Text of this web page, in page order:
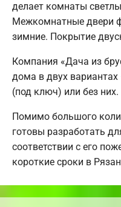
делает комнаты
Межкомнатные двери
зимние. Покрытие
Компания «Дача из
дома в двух
(под ключ) или без них.
Помимо большого
готовы разработать
соответствии с его
короткие сроки в